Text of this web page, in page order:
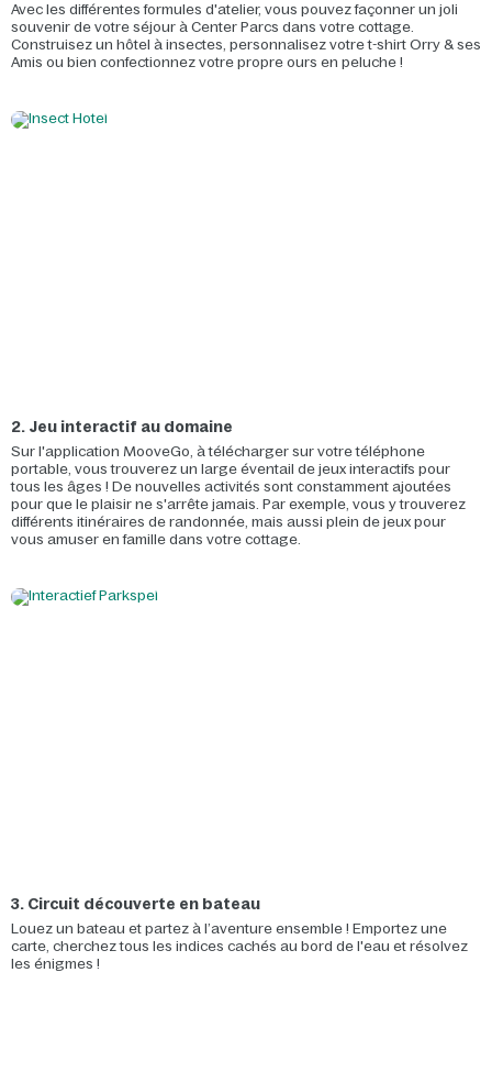
Avec les différentes formules d'atelier, vous pouvez façonner un joli
souvenir de votre séjour à Center Parcs dans votre cottage.
Construisez un hôtel à insectes, personnalisez votre t-shirt Orry & ses
Amis ou bien confectionnez votre propre ours en peluche !
2. Jeu interactif au domaine
Sur l'application MooveGo, à télécharger sur votre téléphone
portable, vous trouverez un large éventail de jeux interactifs pour
tous les âges ! De nouvelles activités sont constamment ajoutées
pour que le plaisir ne s'arrête jamais. Par exemple, vous y trouverez
différents itinéraires de randonnée, mais aussi plein de jeux pour
vous amuser en famille dans votre cottage.
3. Circuit découverte en bateau
Louez un bateau et partez à l’aventure ensemble ! Emportez une
carte, cherchez tous les indices cachés au bord de l'eau et résolvez
les énigmes !